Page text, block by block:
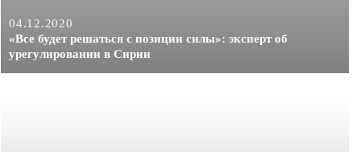
04.12.2020
«Все будет решаться с позиции силы»: эксперт об
урегулировании в Сирии